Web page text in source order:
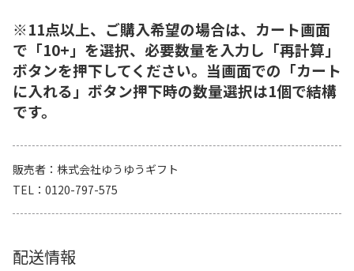
※11点以上、ご購入希望の場合は、カート画面
で「10+」を選択、必要数量を入力し「再計算」
ボタンを押下してください。当画面での「カート
に入れる」ボタン押下時の数量選択は1個で結構
です。
販売者
株式会社ゆうゆうギフト
TEL
0120-797-575
配送情報